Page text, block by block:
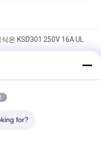
은 KSD301 250V 16A UL
한된 제어 스위치 H31
장치 AC 125V 250V 힘은
for?